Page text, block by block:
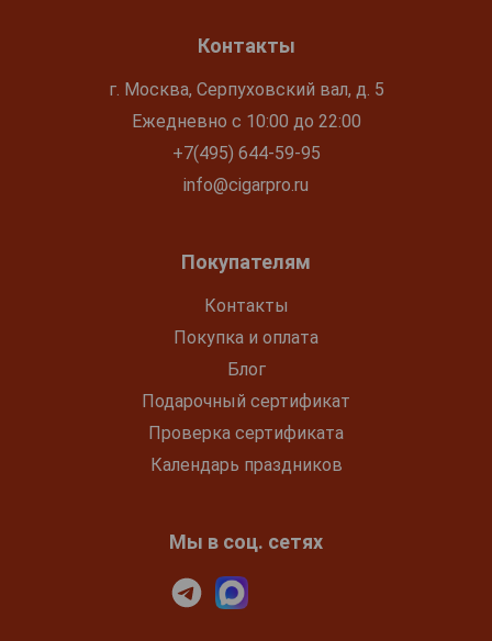
Контакты
г. Москва, Серпуховский вал, д. 5
Ежедневно с 10:00 до 22:00
+7(495) 644-59-95
info@cigarpro.ru
Покупателям
Контакты
Покупка и оплата
Блог
Подарочный сертификат
Проверка сертификата
Календарь праздников
Мы в соц. сетях